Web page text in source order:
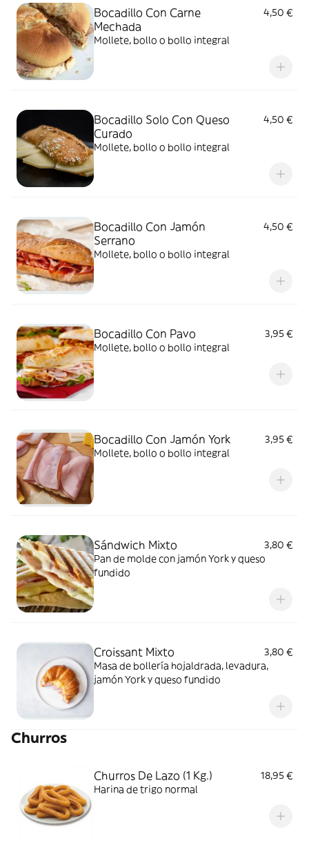
Bocadillo Con Carne
Mechada
4,50 €
Mollete, bollo o bollo integral
Bocadillo Solo Con Queso
Curado
4,50 €
Mollete, bollo o bollo integral
Bocadillo Con Jamón
Serrano
4,50 €
Mollete, bollo o bollo integral
Bocadillo Con Pavo
3,95 €
Mollete, bollo o bollo integral
Bocadillo Con Jamón York
3,95 €
Mollete, bollo o bollo integral
Sándwich Mixto
3,80 €
Pan de molde con jamón York y queso
fundido
Croissant Mixto
3,80 €
Masa de bollería hojaldrada, levadura,
jamón York y queso fundido
Churros
Churros De Lazo (1 Kg.)
18,95 €
Harina de trigo normal